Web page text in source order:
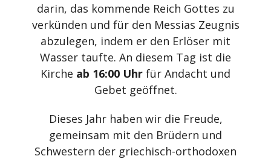
darin, das kommende Reich Gottes zu
verkünden und für den Messias Zeugnis
abzulegen, indem er den Erlöser mit
Wasser taufte. An diesem Tag ist die
Kirche ab 16:00 Uhr für Andacht und
Gebet geöffnet.
Dieses Jahr haben wir die Freude,
gemeinsam mit den Brüdern und
Schwestern der griechisch-orthodoxen